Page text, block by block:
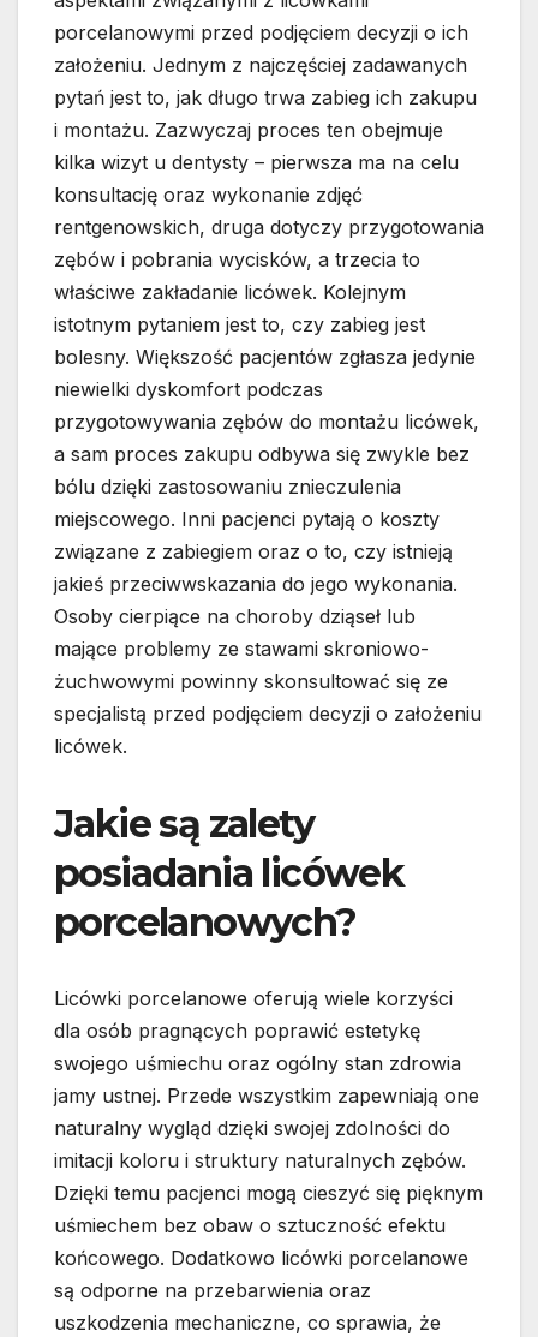
porcelanowymi przed podjęciem decyzji o ich
założeniu. Jednym z najczęściej zadawanych
pytań jest to, jak długo trwa zabieg ich zakupu
i montażu. Zazwyczaj proces ten obejmuje
kilka wizyt u dentysty – pierwsza ma na celu
konsultację oraz wykonanie zdjęć
rentgenowskich, druga dotyczy przygotowania
zębów i pobrania wycisków, a trzecia to
właściwe zakładanie licówek. Kolejnym
istotnym pytaniem jest to, czy zabieg jest
bolesny. Większość pacjentów zgłasza jedynie
niewielki dyskomfort podczas
przygotowywania zębów do montażu licówek,
a sam proces zakupu odbywa się zwykle bez
bólu dzięki zastosowaniu znieczulenia
miejscowego. Inni pacjenci pytają o koszty
związane z zabiegiem oraz o to, czy istnieją
jakieś przeciwwskazania do jego wykonania.
Osoby cierpiące na choroby dziąseł lub
mające problemy ze stawami skroniowo-
żuchwowymi powinny skonsultować się ze
specjalistą przed podjęciem decyzji o założeniu
licówek.
Jakie są zalety
posiadania licówek
porcelanowych?
Licówki porcelanowe oferują wiele korzyści
dla osób pragnących poprawić estetykę
swojego uśmiechu oraz ogólny stan zdrowia
jamy ustnej. Przede wszystkim zapewniają one
naturalny wygląd dzięki swojej zdolności do
imitacji koloru i struktury naturalnych zębów.
Dzięki temu pacjenci mogą cieszyć się pięknym
uśmiechem bez obaw o sztuczność efektu
końcowego. Dodatkowo licówki porcelanowe
są odporne na przebarwienia oraz
uszkodzenia mechaniczne, co sprawia, że